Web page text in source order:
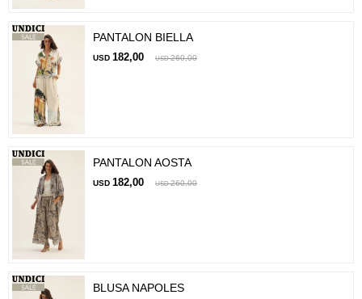
PANTALON BIELLA
USD 182,00 USD 260,00
PANTALON AOSTA
USD 182,00 USD 260,00
BLUSA NAPOLES